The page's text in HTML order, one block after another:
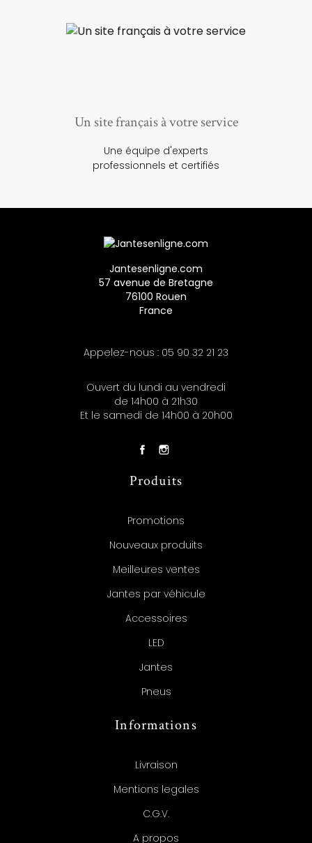
Un site français à votre service
Une équipe d'experts
professionnels et certifiés
Jantesenligne.com
57 avenue de Bretagne
76100 Rouen
France
Appelez-nous : 05 90 32 21 23
Ouvert du lundi au vendredi
de 14h00 à 21h30
Et le samedi de 14h00 à 20h00
Produits
Promotions
Nouveaux produits
Meilleures ventes
Jantes par véhicule
Accessoires
LED
Jantes
Pneus
Informations
Livraison
Mentions legales
C.G.V.
A propos